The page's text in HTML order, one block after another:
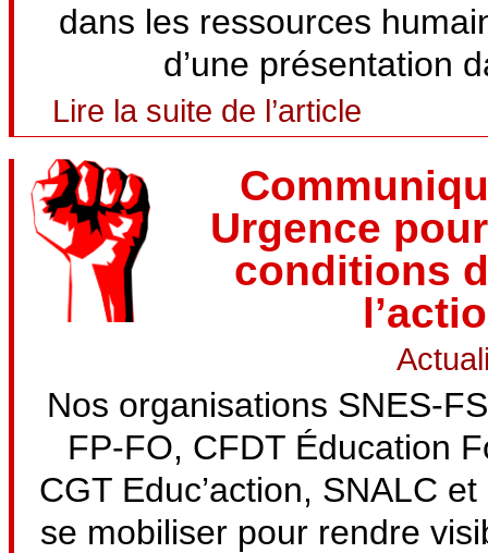
dans les ressources
d’une présentation
Lire la suite de l’article
Urgence
conditions
Nos organisations SNES-
FP-FO, CFDT Éducation
CGT Educ’action, SNALC
se mobiliser pour rendre